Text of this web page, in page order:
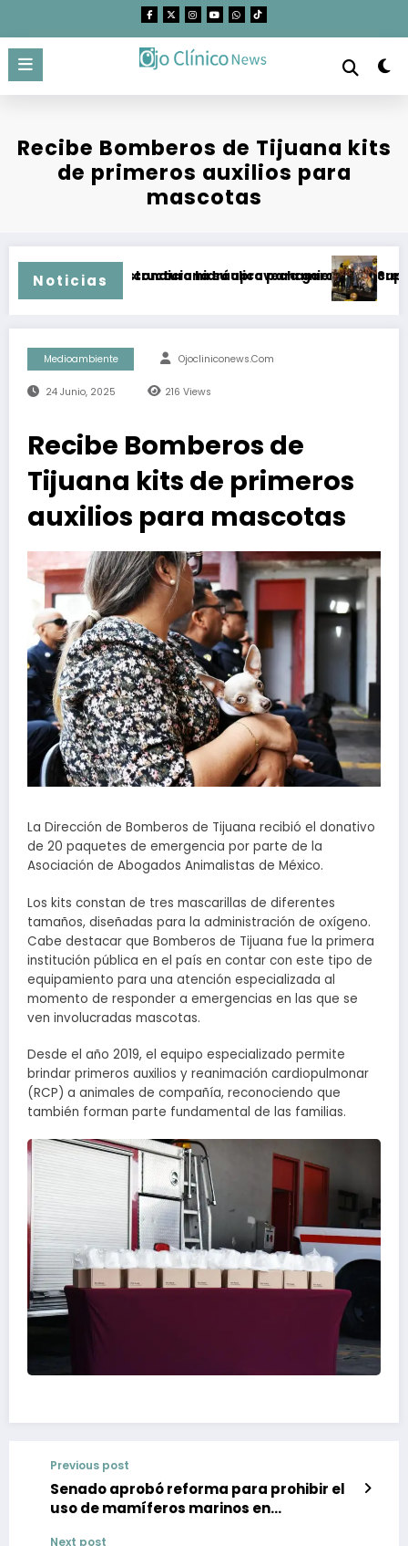
contenido
Recibe Bomberos de Tijuana kits
de primeros auxilios para
mascotas
Noticias
Protegidas condiciona su aprovechamiento
infraestructura hidráulica para garantizar Supera
Medioambiente Ojocliniconews.com
24 Junio, 2025 216 Views
Recibe Bomberos de
Tijuana kits de primeros
auxilios para mascotas
La Dirección de Bomberos de Tijuana recibió el donativo
de 20 paquetes de emergencia por parte de la
Asociación de Abogados Animalistas de México.
Los kits constan de tres mascarillas de diferentes
tamaños, diseñadas para la administración de oxígeno.
Cabe destacar que Bomberos de Tijuana fue la primera
institución pública en el país en contar con este tipo de
equipamiento para una atención especializada al
momento de responder a emergencias en las que se
ven involucradas mascotas.
Desde el año 2019, el equipo especializado permite
brindar primeros auxilios y reanimación cardiopulmonar
(RCP) a animales de compañía, reconociendo que
también forman parte fundamental de las familias.
Previous post
Senado aprobó reforma para prohibir el
uso de mamíferos marinos en
Next post